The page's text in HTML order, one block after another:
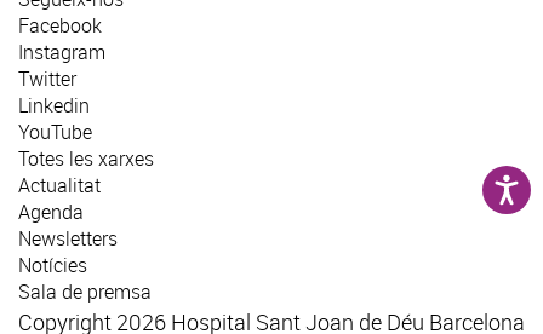
Facebook
Instagram
Twitter
Linkedin
YouTube
Totes les xarxes
Actualitat
Agenda
Newsletters
Notícies
Sala de premsa
Copyright 2026 Hospital Sant Joan de Déu Barcelona